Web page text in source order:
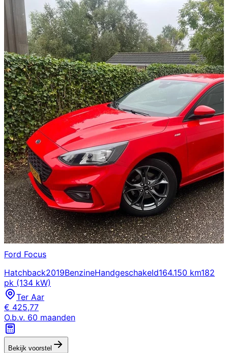
Ford Focus
Hatchback2019BenzineHandgeschakeld164.150 km182
pk (134 kW)
Ter Aar
€ 425,77
O.b.v. 60 maanden
Bekijk voorstel